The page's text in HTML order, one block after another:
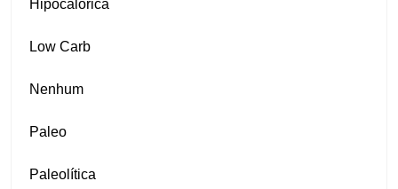
Hipocalórica
Low Carb
Nenhum
Paleo
Paleolítica